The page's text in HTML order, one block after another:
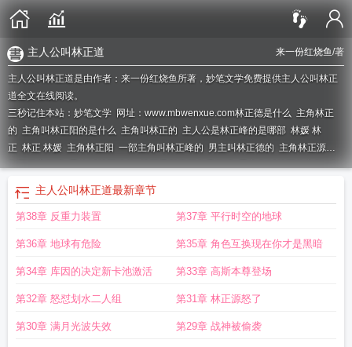
来一份红烧鱼/著
主人公叫林正道
主人公叫林正道是由作者：来一份红烧鱼所著，妙笔文学免费提供主人公叫林正
道全文在线阅读。
三秒记住本站：妙笔文学 网址：www.mbwenxue.com林正德是什么 主角林正
的 主角叫林正阳的是什么 主角叫林正的 主人公是林正峰的是哪部 林媛 林
正 林正 林媛 主角林正阳 一部主角叫林正峰的 男主叫林正德的 主角林正源全
集无弹窗阅读男主叫林正峰的林正最新章节免费阅读男主角叫林正的玄幻主
角叫林正德的
主角叫林正峰 林正和林缓
阅读
正源全集无弹窗主人公叫林正道的 主人公林正的男主角林正峰的
主人公叫林正道最新章节
第38章 反重力装置 第37章 平行时空的地球
第36章 地球有危险 第35章 角色互换现在你才是黑暗
第34章 库因的决定新卡池激活 第33章 高斯本尊登场
第32章 怒怼划水二人组 第31章 林正源怒了
第30章 满月光波失效 第29章 战神被偷袭